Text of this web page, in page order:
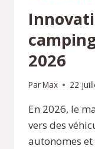
2026
ParMax 22
En 2026, le
vers des
autonomes et